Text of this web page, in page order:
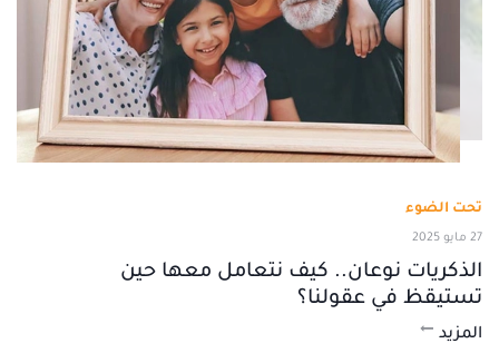
تحت الضوء
27 مايو 2025
الذكريات نوعان.. كيف نتعامل معها حين
تستيقظ في عقولنا؟
المزيد